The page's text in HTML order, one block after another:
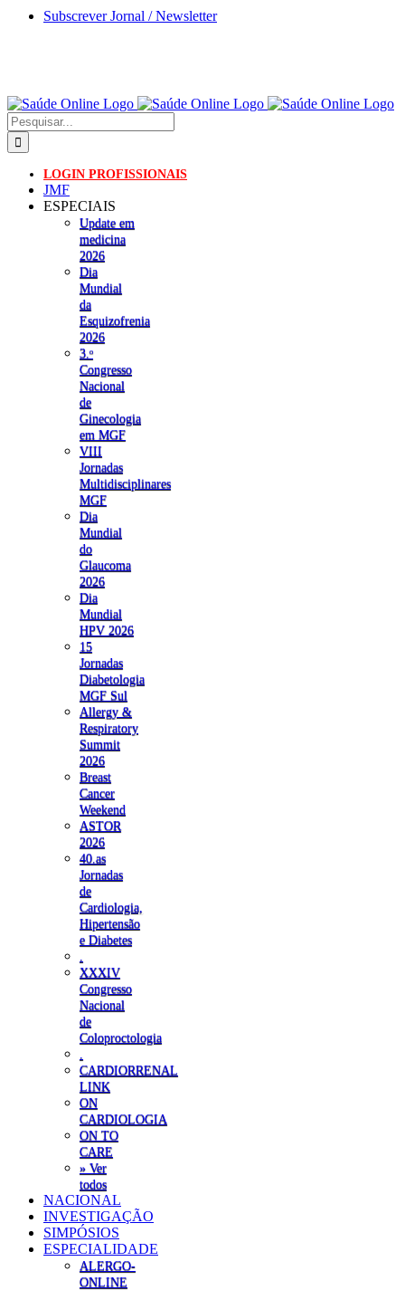
Skip
Subscrever Jornal / Newsletter
Pesquisar
LOGIN PROFISSIONAIS
JMF
ESPECIAIS
Update em
medicina
2026
Dia
Mundial
da
Esquizofrenia
2026
3.ᵒ
Congresso
Nacional
de
Ginecologia
em MGF
VIII
Jornadas
Multidisciplinares
MGF
Dia
Mundial
do
Glaucoma
2026
Dia
Mundial
HPV 2026
15
Jornadas
Diabetologia
MGF Sul
Allergy &
Respiratory
Summit
2026
Breast
Cancer
Weekend
ASTOR
2026
40.as
Jornadas
de
Cardiologia,
Hipertensão
e Diabetes
XXXIV
Congresso
Nacional
de
Coloproctologia
CARDIORRENAL
LINK
ON
CARDIOLOGIA
ON TO
CARE
» Ver
todos
NACIONAL
INVESTIGAÇÃO
SIMPÓSIOS
ESPECIALIDADE
ALERGO-
ONLINE